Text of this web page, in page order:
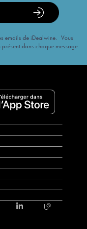
emails de iDealwine. Vous
dans chaque message.